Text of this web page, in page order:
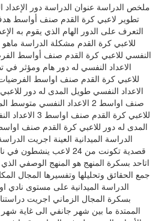
ملخص الدراسة عنوان الدراسة دور
تطوير لاعبي كرة القدم صنف أواسط
التعرف على الدور الهام الذي يقوم به
للاعبي كرة القدم مشكلة الدراسة ماهو
النفسي للاعبي كرة القدم صنف أواسط
الاعداد النفسي له دور هام ومؤثر في
الاعداد النفسي طويل المدى له دور
صنف اواسط 2 الاعداد النفسي
للاعبي كرة القدم صنف
المدى له دور للاعبي كرة القدم صنف
الدراسة الميدانية العينة اجريت
قصدية تكونت من 24 لاعب
اتاحد بسكرة المنهج هو المنهج الوصفي
جمع الحقائق وتحليلها وتفسيرها المجال
الدراسة الميدانية على مستوى نادي
بسكرة المجال الزماني اجريت